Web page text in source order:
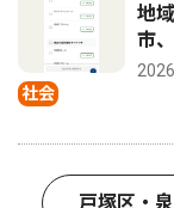
社会
地
市
戸塚区・